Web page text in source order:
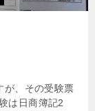
が、その受験票
は日商簿記2